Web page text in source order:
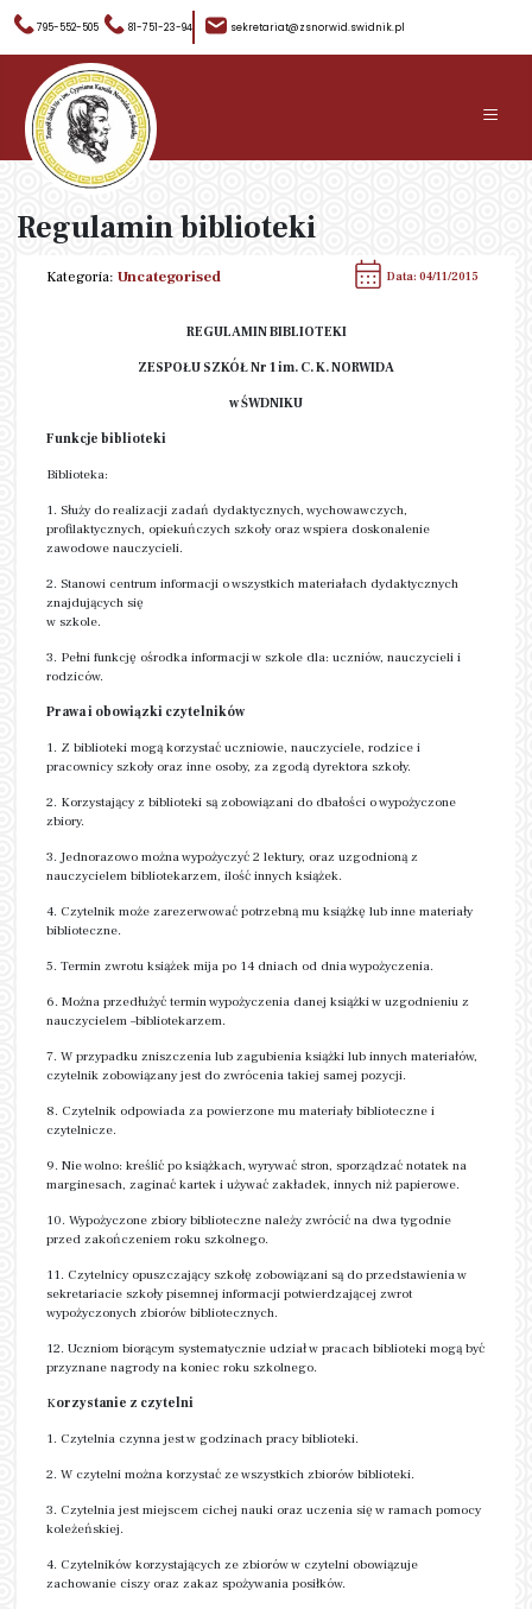
795-552-505 81-751-23-94 sekretariat@zsnorwid.swidnik.pl
≡
Regulamin biblioteki
Kategoria: Uncategorised Data: 04/11/2015
REGULAMIN BIBLIOTEKI
ZESPOŁU SZKÓŁ Nr 1 im. C. K. NORWIDA
w ŚWDNIKU
Funkcje biblioteki
Biblioteka:
1. Służy do realizacji zadań dydaktycznych, wychowawczych,
profilaktycznych, opiekuńczych szkoły oraz wspiera doskonalenie
zawodowe nauczycieli.
2. Stanowi centrum informacji o wszystkich materiałach dydaktycznych
znajdujących się
w szkole.
3. Pełni funkcję ośrodka informacji w szkole dla: uczniów, nauczycieli i
rodziców.
Prawa i obowiązki czytelników
1. Z biblioteki mogą korzystać uczniowie, nauczyciele, rodzice i
pracownicy szkoły oraz inne osoby, za zgodą dyrektora szkoły.
2. Korzystający z biblioteki są zobowiązani do dbałości o wypożyczone
zbiory.
3. Jednorazowo można wypożyczyć 2 lektury, oraz uzgodnioną z
nauczycielem bibliotekarzem, ilość innych książek.
4. Czytelnik może zarezerwować potrzebną mu książkę lub inne materiały
biblioteczne.
5. Termin zwrotu książek mija po 14 dniach od dnia wypożyczenia.
6. Można przedłużyć termin wypożyczenia danej książki w uzgodnieniu z
nauczycielem –bibliotekarzem.
7. W przypadku zniszczenia lub zagubienia książki lub innych materiałów,
czytelnik zobowiązany jest do zwrócenia takiej samej pozycji.
8. Czytelnik odpowiada za powierzone mu materiały biblioteczne i
czytelnicze.
9. Nie wolno: kreślić po książkach, wyrywać stron, sporządzać notatek na
marginesach, zaginać kartek i używać zakładek, innych niż papierowe.
10. Wypożyczone zbiory biblioteczne należy zwrócić na dwa tygodnie
przed zakończeniem roku szkolnego.
11. Czytelnicy opuszczający szkołę zobowiązani są do przedstawienia w
sekretariacie szkoły pisemnej informacji potwierdzającej zwrot
wypożyczonych zbiorów bibliotecznych.
12. Uczniom biorącym systematycznie udział w pracach biblioteki mogą być
przyznane nagrody na koniec roku szkolnego.
Korzystanie z czytelni
1. Czytelnia czynna jest w godzinach pracy biblioteki.
2. W czytelni można korzystać ze wszystkich zbiorów biblioteki.
3. Czytelnia jest miejscem cichej nauki oraz uczenia się w ramach pomocy
koleżeńskiej.
4. Czytelników korzystających ze zbiorów w czytelni obowiązuje
zachowanie ciszy oraz zakaz spożywania posiłków.